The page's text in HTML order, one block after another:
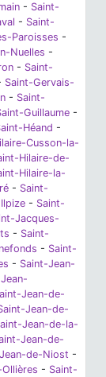
- Saint-
- Saint-
Paroisses -
Nuelles -
- Saint-
Saint-Gervais-
- Saint-
Guillaume -
Héand -
Cusson-la-
Hilaire-de-
Hilaire-la-
- Saint-
- Saint-
Jacques-
- Saint-
- Saint-
- Saint-Jean-
Jean-de-
Jean-de-
Jean-de-la-
Jean-de-
de-Niost -
- Saint-